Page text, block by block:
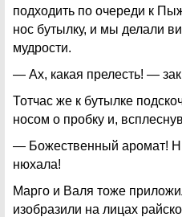
подходить по очереди к
нос бутылку, и мы делали
мудрости.
— Ах, какая прелесть! —
Тотчас же к бутылке
носом о пробку и,
— Божественный аромат!
нюхала!
Марго и Валя тоже
изобразили на лицах